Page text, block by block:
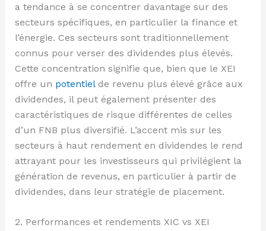
a tendance à se concentrer davantage sur des
secteurs spécifiques, en particulier la finance et
l’énergie. Ces secteurs sont traditionnellement
connus pour verser des dividendes plus élevés.
Cette concentration signifie que, bien que le XEI
offre un potentielde revenu plus élevé grâce aux
dividendes, il peut également présenter des
caractéristiques de risque différentes de celles
d’un FNB plus diversifié. L’accent mis sur les
secteurs à haut rendement en dividendes le rend
attrayant pour les investisseurs qui privilégient la
génération de revenus, en particulier à partir de
dividendes, dans leur stratégie de placement.
2. Performances et rendements XIC vs XEI